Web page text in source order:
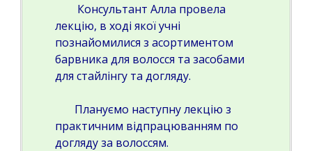
Консультант Алла провела
лекцію, в ході якої учні
познайомилися з асортиментом
барвника для волосся та засобами
для стайлінгу та догляду.
Плануємо наступну лекцію з
практичним відпрацюванням по
догляду за волоссям.